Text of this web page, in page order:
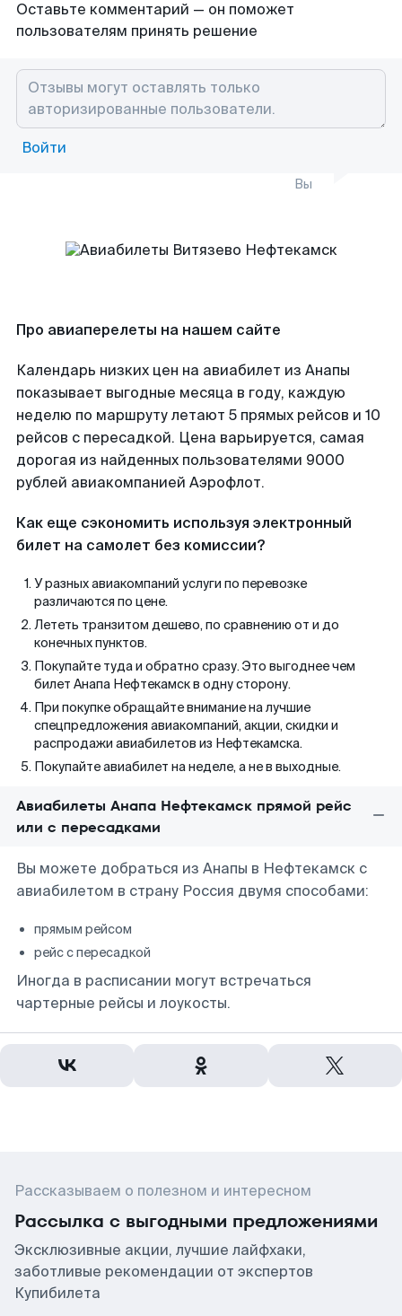
Оставьте комментарий — он поможет
пользователям принять решение
Войти
Вы
Про авиаперелеты на нашем сайте
Календарь низких цен на авиабилет из Анапы
показывает выгодные месяца в году, каждую
неделю по маршруту летают 5 прямых рейсов и 10
рейсов с пересадкой. Цена варьируется, самая
дорогая из найденных пользователями 9000
рублей авиакомпанией Аэрофлот.
Как еще сэкономить используя электронный
билет на самолет без комиссии?
У разных авиакомпаний услуги по перевозке
различаются по цене.
Лететь транзитом дешево, по сравнению от и до
конечных пунктов.
Покупайте туда и обратно сразу. Это выгоднее чем
билет Анапа Нефтекамск в одну сторону.
При покупке обращайте внимание на лучшие
спецпредложения авиакомпаний, акции, скидки и
распродажи авиабилетов из Нефтекамска.
Покупайте авиабилет на неделе, а не в выходные.
Авиабилеты Анапа Нефтекамск прямой рейс
или с пересадками
Вы можете добраться из Анапы в Нефтекамск с
авиабилетом в страну Россия двумя способами:
прямым рейсом
рейс с пересадкой
Иногда в расписании могут встречаться
чартерные рейсы и лоукосты.
Рассказываем о полезном и интересном
Рассылка с выгодными предложениями
Эксклюзивные акции, лучшие лайфхаки,
заботливые рекомендации от экспертов
Купибилета